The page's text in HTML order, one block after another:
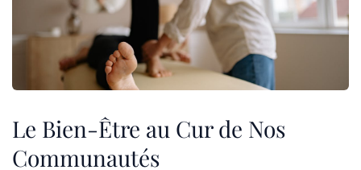
Le Bien-Être au Cur de Nos
Communautés